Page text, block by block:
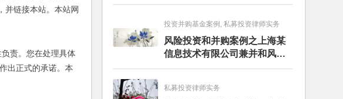
并链接本站。本站网
责。您在处理具体
出正式的承诺。本
投资并购基金案例, 私募投资律师实务
风险投资和并购案例之上海某
信息技术有限公司兼并和风险
投资服务
私募投资律师实务